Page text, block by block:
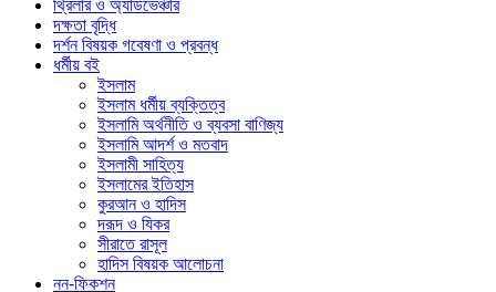
থ্রিলার ও অ্যাডভেঞ্চার
দক্ষতা বৃদ্ধি
দর্শন বিষয়ক গবেষণা ও প্রবন্ধ
ধর্মীয় বই
ইসলাম
ইসলাম ধর্মীয় ব্যক্তিত্ব
ইসলামি অর্থনীতি ও ব্যবসা বাণিজ্য
ইসলামি আদর্শ ও মতবাদ
ইসলামী সাহিত্য
ইসলামের ইতিহাস
কুরআন ও হাদিস
দরূদ ও যিকর
সীরাতে রাসূল
হাদিস বিষয়ক আলোচনা
নন-ফিকশন